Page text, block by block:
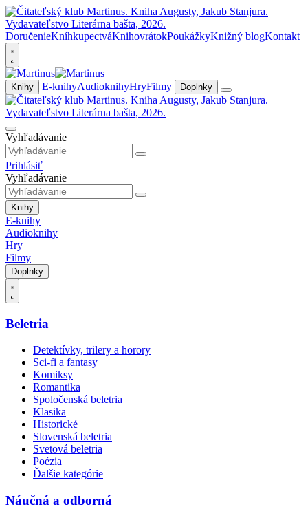
DoručenieKníhkupectváKnihovrátokPoukážkyKnižný blogKontakt
Knihy E-knihyAudioknihyHryFilmy Doplnky
Vyhľadávanie
Prihlásiť
Vyhľadávanie
Knihy
E-knihy
Audioknihy
Hry
Filmy
Doplnky
Beletria
Detektívky, trilery a horory
Sci-fi a fantasy
Komiksy
Romantika
Spoločenská beletria
Klasika
Historické
Slovenská beletria
Svetová beletria
Poézia
Ďalšie kategórie
Náučná a odborná